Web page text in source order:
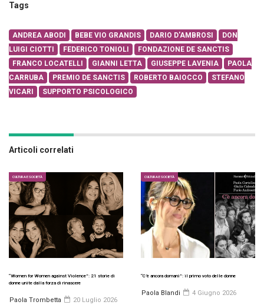
Tags
ANDREA ABODI BEBE VIO GRANDIS DARIO D'AMBROSI
DON
LUIGI CIOTTI
FEDERICO TONIOLI
FONDAZIONE DE SANCTIS
FRANCO LOCATELLI
GIANNI LETTA GIUSEPPE LAVENIA
PAOLA
CARRUBA
PREMIO DE SANCTIS ROBERTO BAIOCCO
STEFANO
VICARI
SUPPORTO PSICOLOGICO
Articoli correlati
CULTURA E SOCIETÀ
“Women for Women against Violence”: 21 storie di
donne unite dalla forza di rinascere
Paola Trombetta 20 Luglio 2026
CULTURA E SOCIETÀ
“C’è ancora domani”: il primo voto delle donne
Paola Blandi 4 Giugno 2026